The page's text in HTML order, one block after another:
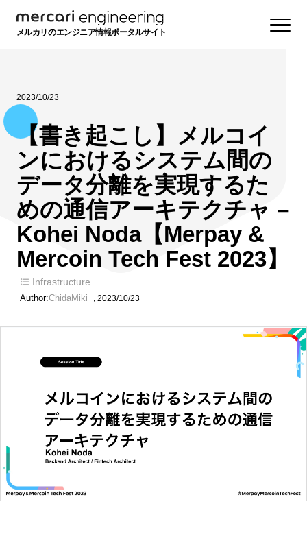
メルカリのエンジニア情報ポータルサイト
2023/10/23
【書き起こし】メルコイ
ンにおけるシステム間の
データ分離を実現するた
めの通信アーキテクチャ –
Kohei Noda【Merpay &
Mercoin Tech Fest 2023】
Infrastructure
Author:ChidaMiki , 2023/10/23